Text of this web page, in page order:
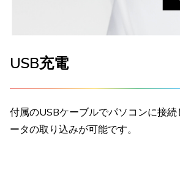
USB充電
付属のUSBケーブルでパソコンに接
ータの取り込みが可能です。